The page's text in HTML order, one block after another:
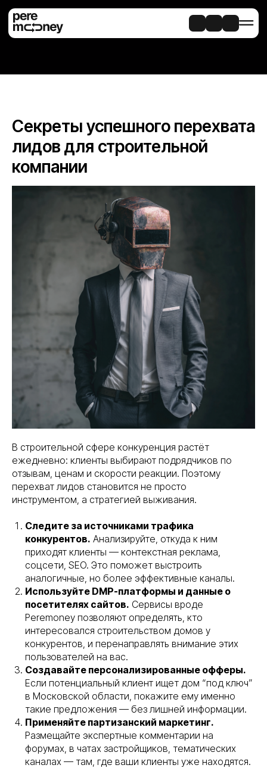
Секреты успешного перехвата
лидов для строительной
компании
В строительной сфере конкуренция растёт
ежедневно: клиенты выбирают подрядчиков по
отзывам, ценам и скорости реакции. Поэтому
перехват лидов становится не просто
инструментом, а стратегией выживания.
Следите за источниками трафика
конкурентов. Анализируйте, откуда к ним
приходят клиенты — контекстная реклама,
соцсети, SEO. Это поможет выстроить
аналогичные, но более эффективные каналы.
Используйте DMP-платформы и данные о
посетителях сайтов. Сервисы вроде
Peremoney позволяют определять, кто
интересовался строительством домов у
конкурентов, и перенаправлять внимание этих
пользователей на вас.
Создавайте персонализированные офферы.
Если потенциальный клиент ищет дом “под ключ”
в Московской области, покажите ему именно
такие предложения — без лишней информации.
Применяйте партизанский маркетинг.
Размещайте экспертные комментарии на
форумах, в чатах застройщиков, тематических
каналах — там, где ваши клиенты уже находятся.